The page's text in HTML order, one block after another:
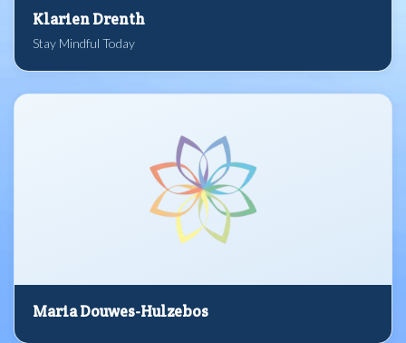
Klarien Drenth
Stay Mindful Today
Maria Douwes-Hulzebos